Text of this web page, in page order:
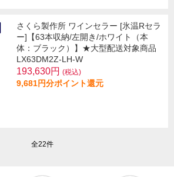
さくら製作所 ワインセラー [氷温Rセラ
ー]【63本収納/左開き/ホワイト（本
体：ブラック）】★大型配送対象商品
LX63DM2Z-LH-W
193,630円 (税込)
9,681円分ポイント還元
全22件